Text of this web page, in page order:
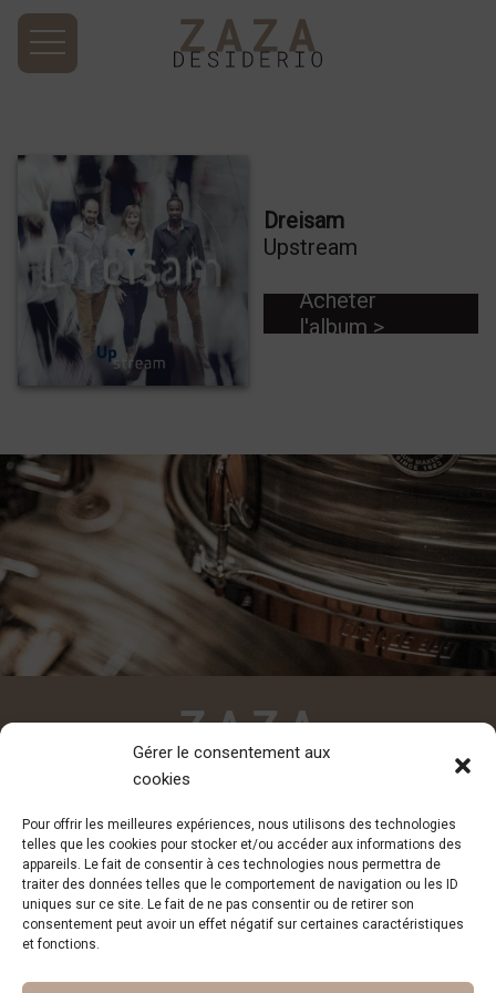
Gérer le consentement aux
cookies
Pour offrir les meilleures expériences, nous utilisons des technologies
telles que les cookies pour stocker et/ou accéder aux informations des
appareils. Le fait de consentir à ces technologies nous permettra de
traiter des données telles que le comportement de navigation ou les ID
uniques sur ce site. Le fait de ne pas consentir ou de retirer son
consentement peut avoir un effet négatif sur certaines caractéristiques
et fonctions.
Dreisam
Upstream
Acheter
l'album >
contact@zazadesiderio.com